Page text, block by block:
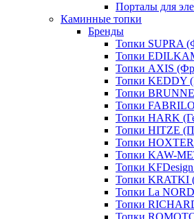
Порталы для
Каминные топки
Бренды
Топки SUPRA
Топки
Топки AXIS
Топки KEDDY
Топки
Топки
Топки HARK
Топки HITZE
Топки
Топки KAW-
Топки
Топки KRATKI
Топки La
Топки
Топки